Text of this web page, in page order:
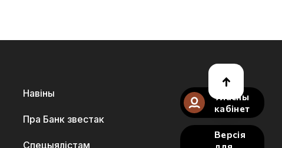
Навіны
Пра Банк звестак
Спецыялістам
Уласны
кабінет
Версія